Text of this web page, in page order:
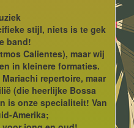
stijl, niets is te gek
band!
Calientes), maar wij
in kleinere formaties.
repertoire, maar
(die heerlijke Bossa
is onze specialiteit! Van
Amerika;